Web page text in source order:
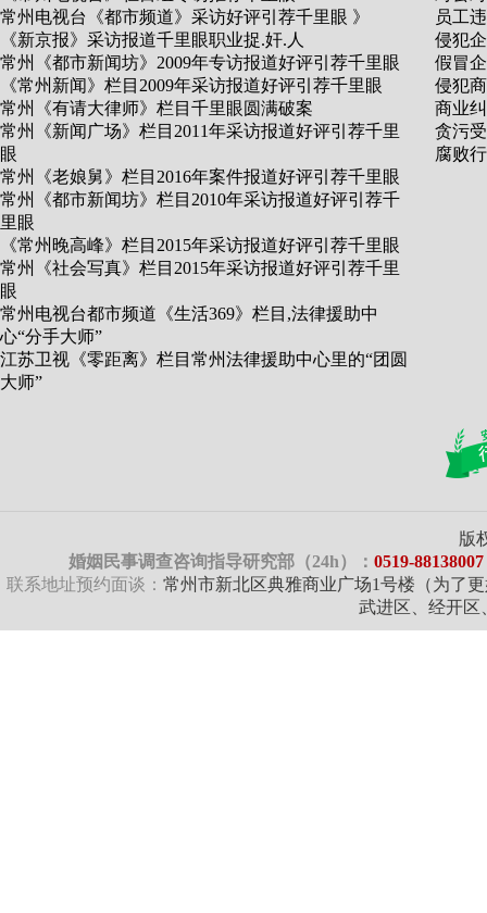
常州电视台《都市频道》采访好评引荐千里眼 》
《新京报》采访报道千里眼职业捉.奸.人
常州《都市新闻坊》2009年专访报道好评引荐千里眼
《常州新闻》栏目2009年采访报道好评引荐千里眼
常州《有请大律师》栏目千里眼圆满破案
常州《新闻广场》栏目2011年采访报道好评引荐千里
眼
常州《老娘舅》栏目2016年案件报道好评引荐千里眼
常州《都市新闻坊》栏目2010年采访报道好评引荐千
里眼
《常州晚高峰》栏目2015年采访报道好评引荐千里眼
常州《社会写真》栏目2015年采访报道好评引荐千里
眼
常州电视台都市频道《生活369》栏目,法律援助中
心“分手大师”
江苏卫视《零距离》栏目常州法律援助中心里的“团圆
大师”
员工
侵犯
假冒
侵犯
商业
贪污
腐败
版
婚姻民事调查咨询指导研究部（24h）： 0519-
联系地址预约面谈： 常州市新北区典雅商业广场1号楼（为了
武进区、经开区